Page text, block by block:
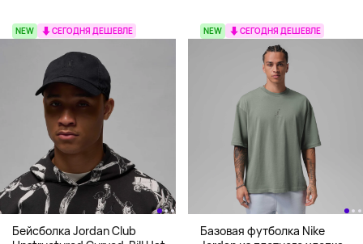
NEW СЕГОДНЯ ДЕШЕВЛЕ
Бейсболка Jordan Club
NEW СЕГОДНЯ ДЕШЕВЛЕ
Базовая футболка Nike